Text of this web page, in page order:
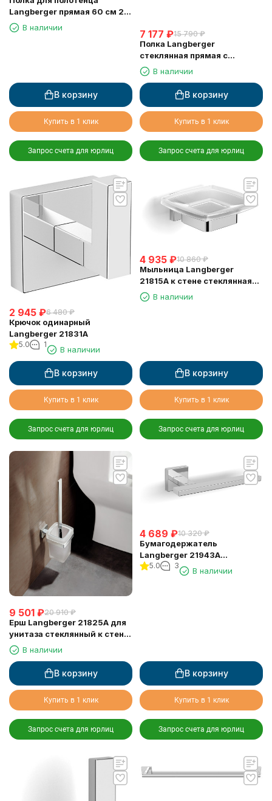
Langberger прямая 60 см 2-х
этажная 11803B
В наличии
В корзину
Купить в 1 клик
Запрос счета для юрлиц
7 177 ₽15 790 ₽
Полка Langberger
стеклянная прямая с
ограничителем 60 см 11851A
В наличии
В корзину
Купить в 1 клик
Запрос счета для юрлиц
2 945 ₽6 480 ₽
Крючок одинарный
Langberger 21831A
5.0 1
В наличии
В корзину
Купить в 1 клик
Запрос счета для юрлиц
4 935 ₽10 860 ₽
Мыльница Langberger
21815A к стене стеклянная
квадратная
В наличии
В корзину
Купить в 1 клик
Запрос счета для юрлиц
9 501 ₽20 910 ₽
Ерш Langberger 21825A для
унитаза стеклянный к стене
квадратный
В наличии
В корзину
Купить в 1 клик
Запрос счета для юрлиц
4 689 ₽10 320 ₽
Бумагодержатель
Langberger 21943A
туалетной бумаги без
крышки квадратный
5.0 3
В наличии
В корзину
Купить в 1 клик
Запрос счета для юрлиц